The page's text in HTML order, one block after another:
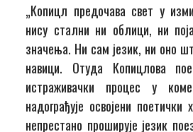
„Копицл предочава свет у
нису стални ни облици, ни
значења. Ни сам језик, ни оно
навици. Отуда Копицлова
истраживачки процес у
надограђује освојени
непрестано проширује језик